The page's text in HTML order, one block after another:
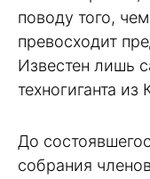
поводу того,
превосходит
Известен лишь
техногиганта из
До
собрания